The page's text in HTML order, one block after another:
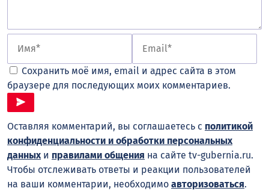
Сохранить моё имя, email и адрес сайта в этом
браузере для последующих моих комментариев.
Оставляя комментарий, вы соглашаетесь с политикой
конфиденциальности и обработки персональных
данныхи правилами общения на сайте tv-gubernia.ru.
Чтобы отслеживать ответы и реакции пользователей
на ваши комментарии, необходимо авторизоваться.